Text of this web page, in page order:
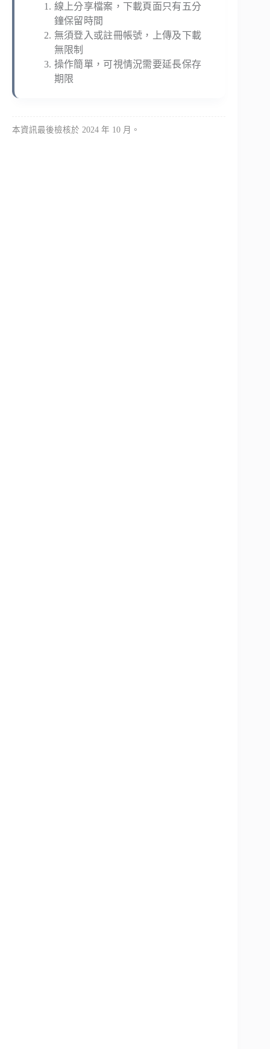
線上分享檔案，下載頁面只有五分
鐘保留時間
無須登入或註冊帳號，上傳及下載
無限制
操作簡單，可視情況需要延長保存
期限
本資訊最後檢核於 2024 年 10 月。